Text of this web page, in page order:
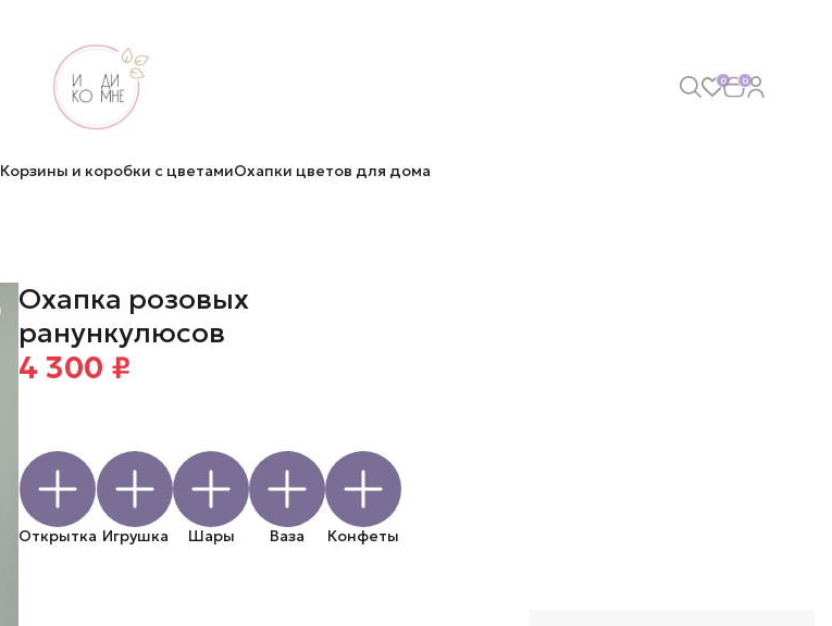
0 0
Корзины и коробки с цветамиОхапки цветов для дома
Охапка розовых
ранункулюсов
4 300 ₽
Открытка Игрушка Шары Ваза Конфеты